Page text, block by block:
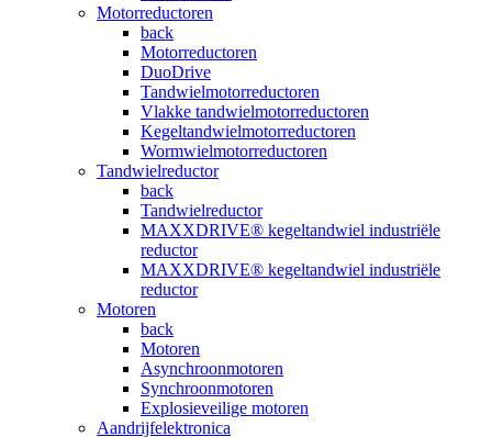
Motorreductoren
back
Motorreductoren
DuoDrive
Tandwielmotorreductoren
Vlakke tandwielmotorreductoren
Kegeltandwielmotorreductoren
Wormwielmotorreductoren
Tandwielreductor
back
Tandwielreductor
MAXXDRIVE® kegeltandwiel industriële
reductor
MAXXDRIVE® kegeltandwiel industriële
reductor
Motoren
back
Motoren
Asynchroonmotoren
Synchroonmotoren
Explosieveilige motoren
Aandrijfelektronica